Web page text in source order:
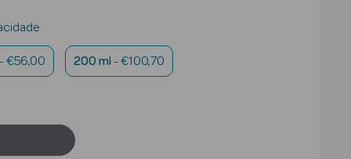
- €56,00 200 ml - €100,70